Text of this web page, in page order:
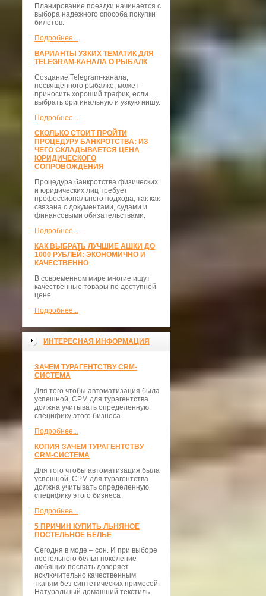
Планирование поездки начинается с
выбора надежного способа покупки
билетов.
Подробнее...
ВАРИАНТЫ УЗКИХ ТЕМАТИК ДЛЯ
TELEGRAM-КАНАЛА О РЫБАЛК
Создание Telegram-канала,
посвящённого рыбалке, может
приносить хороший трафик, если
выбрать оригинальную и узкую нишу.
Подробнее...
СКОЛЬКО СТОИТ ПРОЙТИ
ПРОЦЕДУРУ БАНКРОТСТВА: ИЗ
ЧЕГО СКЛАДЫВАЕТСЯ ЦЕНА
ЮРИДИЧЕСКОГО
СОПРОВОЖДЕНИЯ
Процедура банкротства физических
и юридических лиц требует
профессионального подхода, так как
связана с документами, судами и
финансовыми обязательствами.
Подробнее...
КАК ВЫБРАТЬ ЛУЧШИЕ АШКИ ДО
1000 РУБЛЕЙ: ЭКОНОМИЧНО И
КАЧЕСТВЕННО
В современном мире многие ищут
качественные товары по доступной
цене.
Подробнее...
ИНТЕРЕСНАЯ ИНФОРМАЦИЯ
ЗАЧЕМ ТУРАГЕНТСТВУ CRM-
СИСТЕМА
Для того чтобы автоматизация была
успешной, СРМ для турагентства
должна учитывать определенную
специфику этого бизнеса
Подробнее...
КОПИЯ ЗАЧЕМ ТУРАГЕНТСТВУ
CRM-СИСТЕМА
Для того чтобы автоматизация была
успешной, СРМ для турагентства
должна учитывать определенную
специфику этого бизнеса
Подробнее...
5 ПРИЧИН КУПИТЬ ЛЬНЯНОЕ
ПОСТЕЛЬНОЕ БЕЛЬЕ
Сегодня в моде – сон. И при выборе
постельного белья поколение
любящих поспать доверяет
исключительно качественным
тканям без синтетических примесей.
Натуральный домашний текстиль